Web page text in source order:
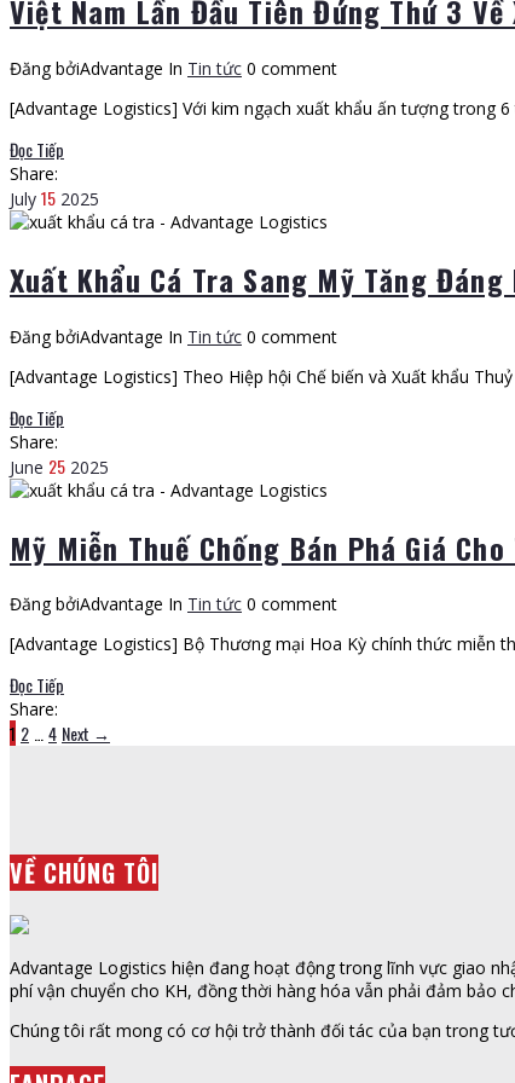
Việt Nam Lần Đầu Tiên Đứng Thứ 3
Đăng bởiAdvantage In Tin tức 0 comment
[Advantage Logistics] Với kim ngạch xuất khẩu ấn tượng trong
Đọc Tiếp
Share:
July 15 2025
Xuất Khẩu Cá Tra Sang Mỹ Tăng Đáng
Đăng bởiAdvantage In Tin tức 0 comment
[Advantage Logistics] Theo Hiệp hội Chế biến và Xuất khẩu
Đọc Tiếp
Share:
June 25 2025
Mỹ Miễn Thuế Chống Bán Phá Giá
Đăng bởiAdvantage In Tin tức 0 comment
[Advantage Logistics] Bộ Thương mại Hoa Kỳ chính thức miễn
Đọc Tiếp
Share:
1 2 …4 Next →
VỀ CHÚNG TÔI
Advantage Logistics hiện đang hoạt động trong lĩnh vực giao
phí vận chuyển cho KH, đồng thời hàng hóa vẫn phải đảm bảo
Chúng tôi rất mong có cơ hội trở thành đối tác của bạn trong